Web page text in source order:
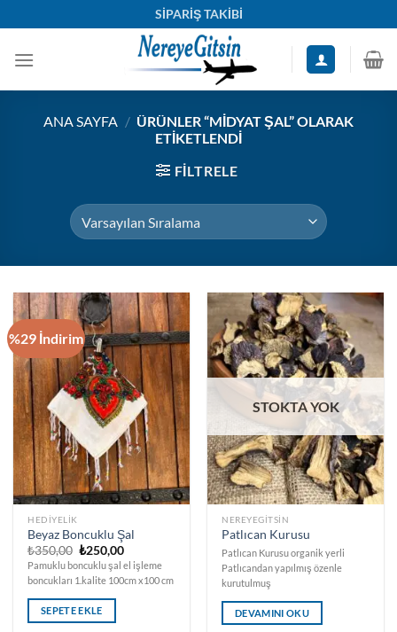
atla
SİPARİŞ TAKİBİ
ANA SAYFA / ÜRÜNLER “MIDYAT ŞAL” OLARAK
ETIKETLENDI
FILTRELE
%29 İndirim
HEDIYELIK
Beyaz Boncuklu Şal
₺350,00 Orijinal
fiyat:
₺350,00.
₺250,00Şu
andaki
fiyat:
₺250,00.
Pamuklu boncuklu şal el işleme
boncukları 1.kalite 100cm x100 cm
SEPETE EKLE
STOKTA YOK
NEREYEGITSIN
Patlıcan Kurusu
Patlıcan Kurusu organik yerli
Patlıcandan yapılmış özenle
kurutulmuş
DEVAMINI OKU